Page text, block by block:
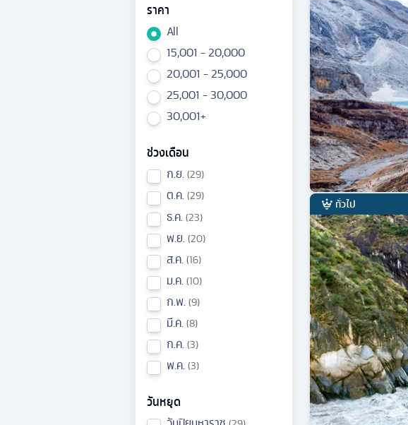
ราคา
All
15,001 - 20,000
20,001 - 25,000
25,001 - 30,000
30,001+
ช่วงเดือน
ก.ย. 29
ต.ค. 29
ธ.ค. 23
พ.ย. 20
ส.ค. 16
ม.ค. 10
ก.พ. 9
มี.ค. 8
ก.ค. 3
พ.ค. 3
วันหยุด
ทั่วไป